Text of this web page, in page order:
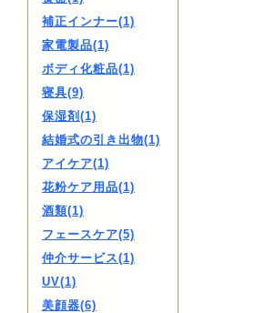
補正インナー(1)
家電製品(1)
ボディ化粧品(1)
寝具(9)
保湿剤(1)
結婚式の引き出物(1)
アイケア(1)
花粉ケア用品(1)
酒類(1)
フェースケア(5)
仲介サービス(1)
UV(1)
美顔器(6)